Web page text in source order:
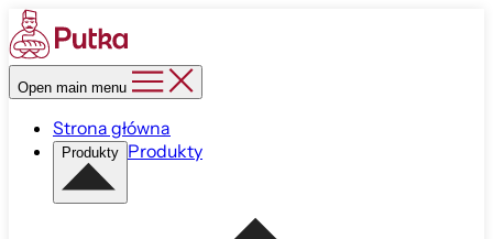
Open main menu
Strona główna
Produkty Produkty